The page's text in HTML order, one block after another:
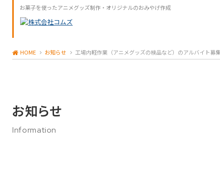
お菓子を使ったアニメグッズ制作・オリジナルのおみやげ作成
HOME お知らせ 工場内軽作業（アニメグッズの検品など）のアルバイト募
お知らせ
Information